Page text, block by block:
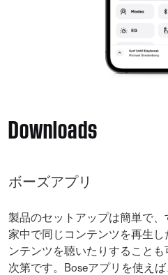
Downloads
ボーズアプリ
製品のセットアップは簡単で、
家中で同じコンテンツを再生
ンテンツを聴いたりすること
次第です。Boseアプリを使え